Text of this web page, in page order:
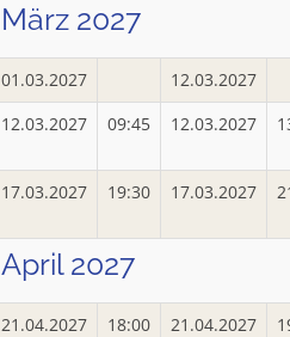
März 2027
01.03.2027 12.03.2027
12.03.2027
09:45 12.03.2027
17.03.2027
19:30 17.03.2027
April 2027
21.04.2027 18:00 21.04.2027